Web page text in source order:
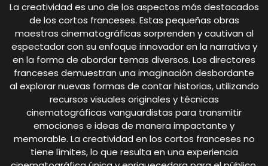
La creatividad es uno de los aspectos más destacados
de los cortos franceses. Estas pequeñas obras
maestras cinematográficas sorprenden y cautivan al
espectador con su enfoque innovador en la narrativa y
en la forma de abordar temas diversos. Los directores
franceses demuestran una imaginación desbordante
al explorar nuevas formas de contar historias, utilizando
recursos visuales originales y técnicas
cinematográficas vanguardistas para transmitir
emociones e ideas de manera impactante y
memorable. La creatividad en los cortos franceses no
tiene límites, lo que resulta en una experiencia